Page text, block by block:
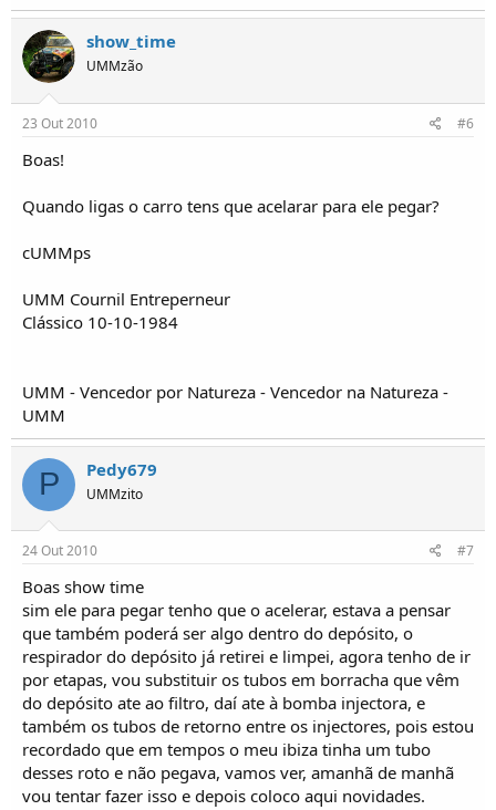
show_time
UMMzão
23 Out 2010 #6
Boas!
Quando ligas o carro tens que acelarar para ele pegar?
cUMMps
UMM Cournil Entreperneur
Clássico 10-10-1984
UMM - Vencedor por Natureza - Vencedor na Natureza -
UMM
P Pedy679
UMMzito
24 Out 2010 #7
Boas show time
sim ele para pegar tenho que o acelerar, estava a pensar
que também poderá ser algo dentro do depósito, o
respirador do depósito já retirei e limpei, agora tenho de ir
por etapas, vou substituir os tubos em borracha que vêm
do depósito ate ao filtro, daí ate à bomba injectora, e
também os tubos de retorno entre os injectores, pois estou
recordado que em tempos o meu ibiza tinha um tubo
desses roto e não pegava, vamos ver, amanhã de manhã
vou tentar fazer isso e depois coloco aqui novidades.